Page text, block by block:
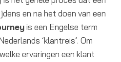
en na het doen van een
is een Engelse term
‘klantreis’. Om
ervaringen een klant